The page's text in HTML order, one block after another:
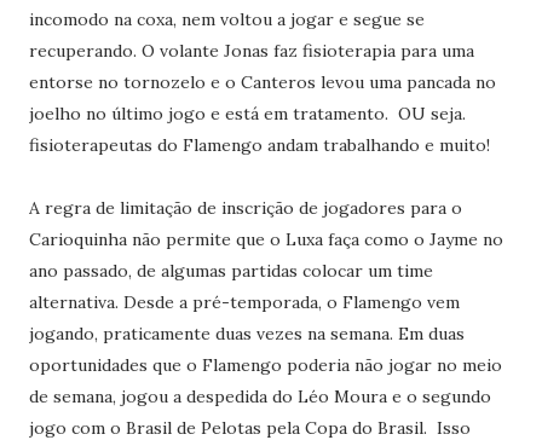
incomodo na coxa, nem voltou a jogar e segue se
recuperando. O volante Jonas faz fisioterapia para uma
entorse no tornozelo e o Canteros levou uma pancada no
joelho no último jogo e está em tratamento. OU seja.
fisioterapeutas do Flamengo andam trabalhando e muito!
A regra de limitação de inscrição de jogadores para o
Carioquinha não permite que o Luxa faça como o Jayme no
ano passado, de algumas partidas colocar um time
alternativa. Desde a pré-temporada, o Flamengo vem
jogando, praticamente duas vezes na semana. Em duas
oportunidades que o Flamengo poderia não jogar no meio
de semana, jogou a despedida do Léo Moura e o segundo
jogo com o Brasil de Pelotas pela Copa do Brasil. Isso